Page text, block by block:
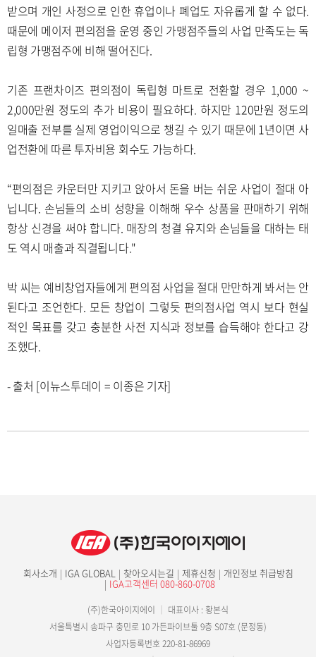
받으며 개인 사정으로 인한 휴업이나 폐업도 자유롭게 할 수 없다.
때문에 메이저 편의점을 운영 중인 가맹점주들의 사업 만족도는 독
립형 가맹점주에 비해 떨어진다.
기존 프랜차이즈 편의점이 독립형 마트로 전환할 경우 1,000 ~
2,000만원 정도의 추가 비용이 필요하다. 하지만 120만원 정도의
일매출 전부를 실제 영업이익으로 챙길 수 있기 때문에 1년이면 사
업전환에 따른 투자비용 회수도 가능하다.
“편의점은 카운터만 지키고 앉아서 돈을 버는 쉬운 사업이 절대 아
닙니다. 손님들의 소비 성향을 이해해 우수 상품을 판매하기 위해
항상 신경을 써야 합니다. 매장의 청결 유지와 손님들을 대하는 태
도 역시 매출과 직결됩니다."
박 씨는 예비창업자들에게 편의점 사업을 절대 만만하게 봐서는 안
된다고 조언한다. 모든 창업이 그렇듯 편의점사업 역시 보다 현실
적인 목표를 갖고 충분한 사전 지식과 정보를 습득해야 한다고 강
조했다.
- 출처 [이뉴스투데이 = 이종은 기자]
회사소개 IGA GLOBAL 찾아오시는길 제휴신청 개인정보 취급방침
IGA고객센터 080-860-0708
(주)한국아이지에이
대표이사 : 황본식
서울특별시 송파구 충민로 10 가든파이브툴 9층 S07호 (문정동)
사업자등록번호 220-81-86969